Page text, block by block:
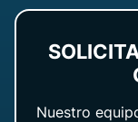
Nuestro